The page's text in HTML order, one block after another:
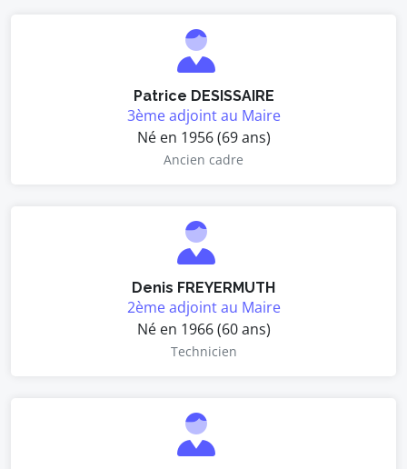
Patrice DESISSAIRE
3ème adjoint au Maire
Né en 1956 (69 ans)
Ancien cadre
Denis FREYERMUTH
2ème adjoint au Maire
Né en 1966 (60 ans)
Technicien